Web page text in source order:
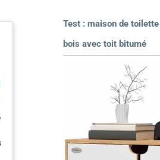
Test : maison de
bois avec toit bitumé